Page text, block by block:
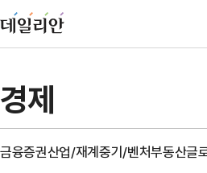
경제
금융증권산업/재계중기/벤처부동산글